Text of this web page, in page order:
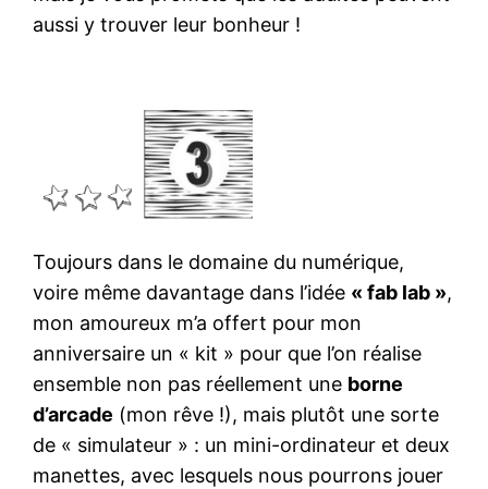
aussi y trouver leur bonheur !
Toujours dans le domaine du numérique,
voire même davantage dans l’idée « fab lab »,
mon amoureux m’a offert pour mon
anniversaire un « kit » pour que l’on réalise
ensemble non pas réellement une borne
d’arcade (mon rêve !), mais plutôt une sorte
de « simulateur » : un mini-ordinateur et deux
manettes, avec lesquels nous pourrons jouer